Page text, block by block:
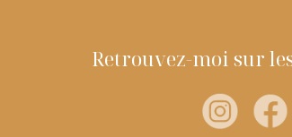
Retrouvez-moi sur